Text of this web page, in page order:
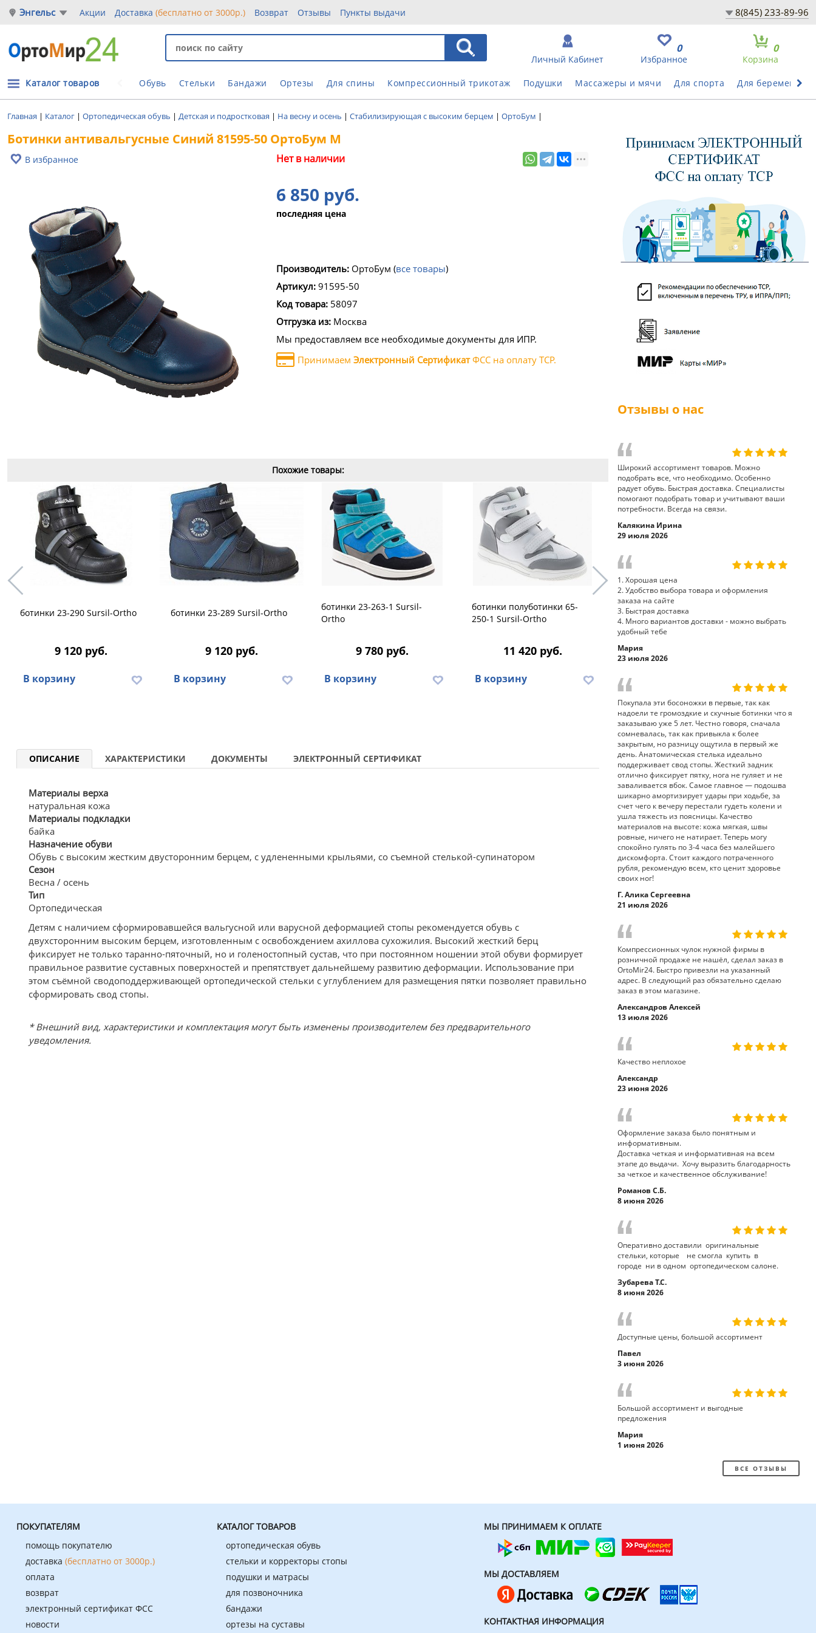
Энгельс Акции Доставка(бесплатно от 3000р.) Возврат Отзывы Пункты выдачи 8(845) 233-89-96
Корзина
0
Избранное
0
Личный Кабинет
Обувь Стельки Бандажи Ортезы Для спины Компрессионный трикотаж Подушки Массажеры и мячи Для спорта Для беременных
Каталог товаров
Главная | Каталог | Ортопедическая обувь | Детская и подростковая | На весну и осень | Стабилизирующая с высоким берцем | ОртоБум |
Ботинки антивальгусные Синий 81595-50 ОртоБум М
В избранное Нет в наличии
6 850 руб.
последняя цена
Производитель: ОртоБум (все товары)
Артикул: 91595-50
Код товара: 58097
Отгрузка из: Москва
Мы предоставляем все необходимые документы для ИПР.
Принимаем Электронный СертификатФСС на оплату ТСР.
Похожие товары:
ботинки 23-290 Sursil-Ortho
9 120 руб.
В корзину
ботинки 23-289 Sursil-Ortho
9 120 руб.
В корзину
ботинки 23-263-1 Sursil-
Ortho
9 780 руб.
В корзину
ботинки полуботинки 65-
250-1 Sursil-Ortho
11 420 руб.
В корзину
ботинки 23-253 Sursil-Ortho
В корзину
Sursil-
ОПИСАНИЕ ХАРАКТЕРИСТИКИ ДОКУМЕНТЫ ЭЛЕКТРОННЫЙ СЕРТИФИКАТ
Материалы верха
натуральная кожа
Материалы подкладки
байка
Назначение обуви
Обувь с высоким жестким двусторонним берцем, с удлененными крыльями, со съемной стелькой-супинатором
Сезон
Весна / осень
Тип
Ортопедическая
Детям с наличием сформировавшейся вальгусной или варусной деформацией стопы рекомендуется обувь с
двухсторонним высоким берцем, изготовленным с освобождением ахиллова сухожилия. Высокий жесткий берц
фиксирует не только таранно-пяточный, но и голеностопный сустав, что при постоянном ношении этой обуви формирует
правильное развитие суставных поверхностей и препятствует дальнейшему развитию деформации. Использование при
этом съёмной сводоподдерживающей ортопедической стельки с углублением для размещения пятки позволяет правильно
сформировать свод стопы.
* Внешний вид, характеристики и комплектация могут быть изменены производителем без предварительного
уведомления.
Отзывы о нас
Широкий ассортимент товаров. Можно
подобрать все, что необходимо. Особенно
радует обувь. Быстрая доставка. Специалисты
помогают подобрать товар и учитывают ваши
потребности. Всегда на связи.
Калякина Ирина
29 июля 2026
1. Хорошая цена
2. Удобство выбора товара и оформления
заказа на сайте
3. Быстрая доставка
4. Много вариантов доставки - можно выбрать
удобный тебе
Мария
23 июля 2026
Покупала эти босоножки в первые, так как
надоели те громоздкие и скучные ботинки что я
заказываю уже 5 лет. Честно говоря, сначала
сомневалась, так как привыкла к более
закрытым, но разницу ощутила в первый же
день. Анатомическая стелька идеально
поддерживает свод стопы. Жесткий задник
отлично фиксирует пятку, нога не гуляет и не
заваливается вбок. Самое главное — подошва
шикарно амортизирует удары при ходьбе, за
счет чего к вечеру перестали гудеть колени и
ушла тяжесть из поясницы. Качество
материалов на высоте: кожа мягкая, швы
ровные, ничего не натирает. Теперь могу
спокойно гулять по 3-4 часа без малейшего
дискомфорта. Стоит каждого потраченного
рубля, рекомендую всем, кто ценит здоровье
своих ног!
Г. Алика Сергеевна
21 июля 2026
Компрессионных чулок нужной фирмы в
розничной продаже не нашёл, сделал заказ в
OrtoMir24. Быстро привезли на указанный
адрес. В следующий раз обязательно сделаю
заказ в этом магазине.
Александров Алексей
13 июля 2026
Качество неплохое
Александр
23 июня 2026
Оформление заказа было понятным и
информативным.
Доставка четкая и информативная на всем
этапе до выдачи. Хочу выразить благодарность
за четкое и качественное обслуживание!
Романов С.Б.
8 июня 2026
Оперативно доставили оригинальные
стельки, которые не смогла купить в
городе ни в одном ортопедическом салоне.
Зубарева Т.С.
8 июня 2026
Доступные цены, большой ассортимент
Павел
3 июня 2026
Большой ассортимент и выгодные
предложения
Мария
1 июня 2026
ВСЕ ОТЗЫВЫ
ПОКУПАТЕЛЯМ
помощь покупателю
доставка (бесплатно от 3000р.)
оплата
возврат
электронный сертификат ФСС
новости
КАТАЛОГ ТОВАРОВ
ортопедическая обувь
стельки и корректоры стопы
подушки и матрасы
для позвоночника
бандажи
ортезы на суставы
МЫ ПРИНИМАЕМ К ОПЛАТЕ
МЫ ДОСТАВЛЯЕМ
КОНТАКТНАЯ ИНФОРМАЦИЯ